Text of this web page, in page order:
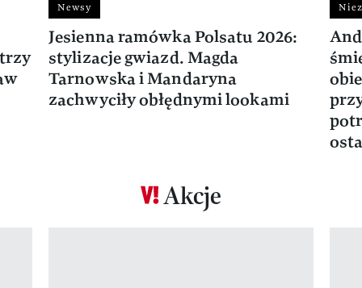
Newsy
Jesienna ramówka Polsatu 2026:
stylizacje gwiazd. Magda
Tarnowska i Mandaryna
zachwyciły obłędnymi lookami
Akcje